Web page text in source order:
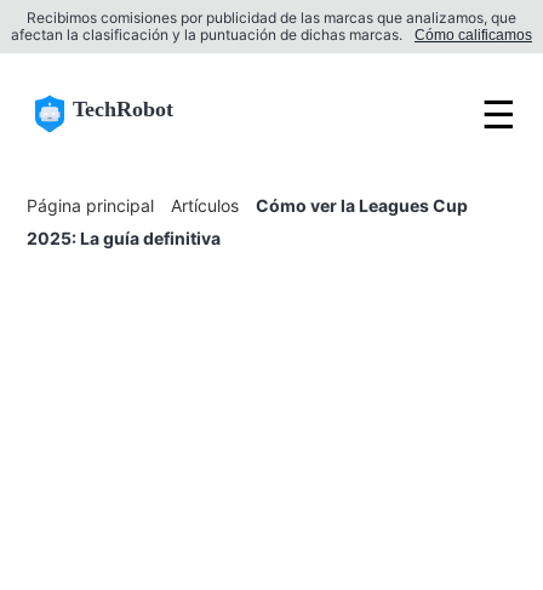
Recibimos comisiones por publicidad de las marcas que analizamos, que
afectan la clasificación y la puntuación de dichas marcas.
Cómo calificamos
TechRobot ☰
Página principal Artículos
Cómo ver la Leagues Cup
2025: La guía definitiva